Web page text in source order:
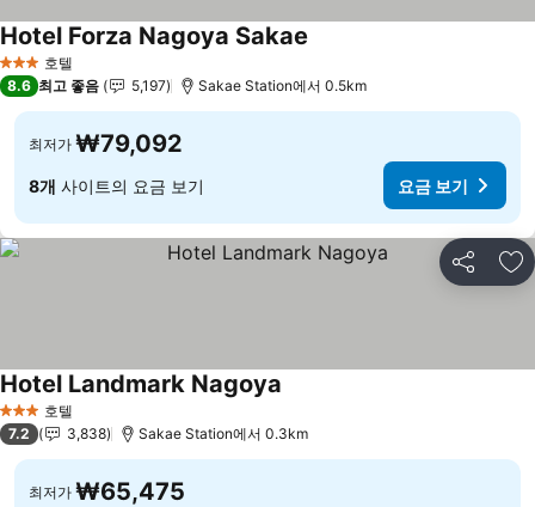
3 성급 호텔
Hotel Forza Nagoya Sakae
8.6 최고 좋음 5,197 Sakae Station에서 0.5km
최저가 ₩79,092
8개 사이트의 요금 보기 요금 보기
공유 즐
3 성급 호텔
Hotel Landmark Nagoya
7.2 3,838 Sakae Station에서 0.3km
최저가 ₩65,475